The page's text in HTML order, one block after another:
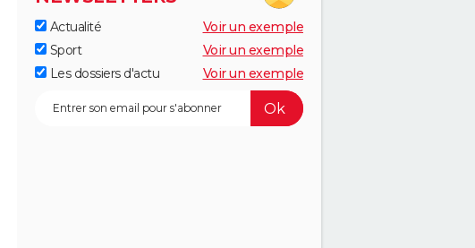
Actualité
Voir un exemple
Sport
Voir un exemple
Les dossiers d'actu
Voir un exemple